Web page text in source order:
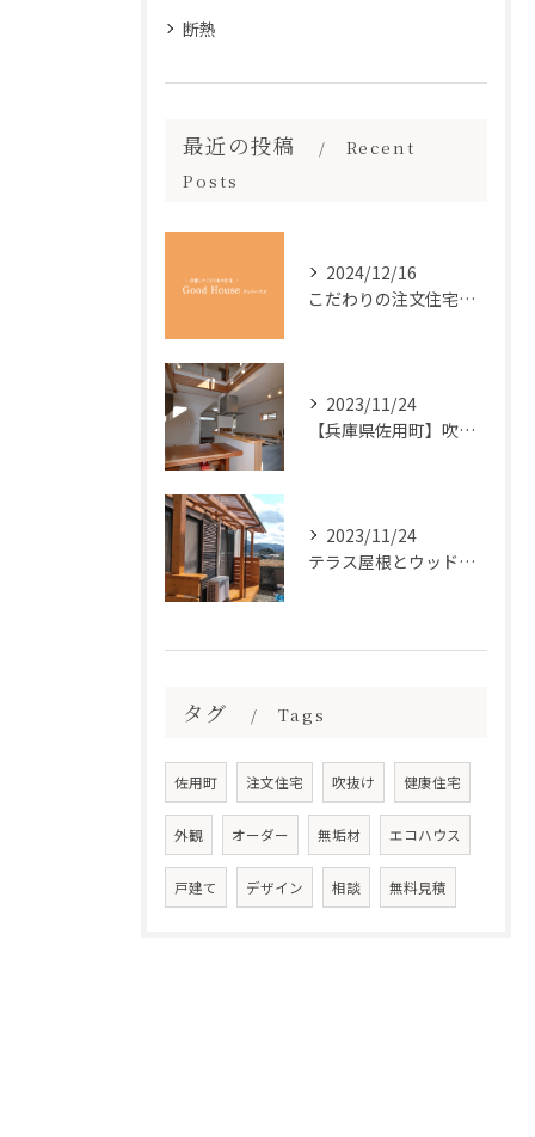
断熱
最近の投稿
Recent
Posts
2024/12/16
こだわりの注文住宅で、快適な暮らしを実現しませんか？
2023/11/24
【兵庫県佐用町】吹抜けの木造の注文住宅をお考えなら
2023/11/24
テラス屋根とウッドデッキ工事
タグ Tags
佐用町 注文住宅 吹抜け 健康住宅
外観 オーダー 無垢材 エコハウス
戸建て デザイン 相談 無料見積